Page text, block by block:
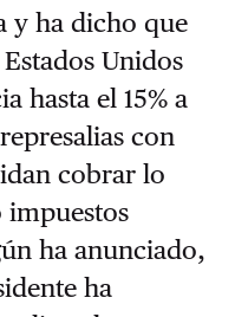
y ha dicho que
Unidos
hasta el 15% a
con
cobrar lo
impuestos
ha anunciado,
ha